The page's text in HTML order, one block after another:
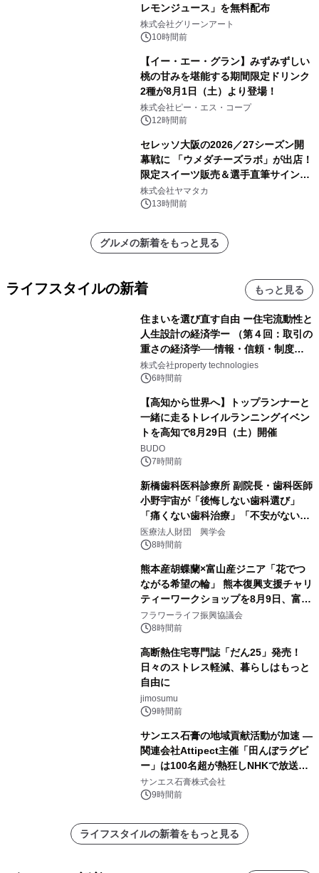
レモンジュース」を無料配布
株式会社グリーンアート
10時間前
【イー・エー・グラン】みずみずしい
桃の甘みを堪能する期間限定ドリンク
2種が8月1日（土）より登場！
株式会社ピー・エス・コープ
12時間前
セレッソ大阪の2026／27シーズン開
幕戦に 「ウメダチーズラボ」が出店！
限定スイーツ販売＆選手直筆サイング
ッズが当たる抽選会を 8月8日に開催
株式会社ヤマタカ
13時間前
グルメの新着をもっと見る
ライフスタイルの新着 もっと見る
住まいを選び直す自由 ー住宅流動性と
人生設計の経済学ー （第４回：取引の
重さの経済学──情報・信頼・制度を
PropTechはどう組み替えるか）｜
PropTech-Lab
株式会社property technologies
6時間前
【高知から世界へ】トップランナーと
一緒に走るトレイルランニングイベン
トを高知で8月29日（土）開催
BUDO
7時間前
新橋歯科医科診療所 副院長・歯科医師
小野宇宙が「後悔しない歯科選び」
「痛くない歯科治療」「不安がない治
療計画」をテーマに専門監修
医療法人財団 興学会
8時間前
熊本産胡蝶蘭×富山産ジニア「花でつ
ながる希望の輪」 熊本復興支援チャリ
ティーワークショップを8月9日、富
山・射水で開催
フラワーライフ振興協議会
8時間前
高断熱住宅専門誌「だん25」発売！
日々のストレス軽減、暮らしはもっと
自由に
jimosumu
9時間前
サンエス石膏の地域貢献活動が加速 ―
関連会社Attipect主催「田んぼラグビ
ー」は100名超が熱狂しNHKで放送さ
れました。
サンエス石膏株式会社
9時間前
ライフスタイルの新着をもっと見る